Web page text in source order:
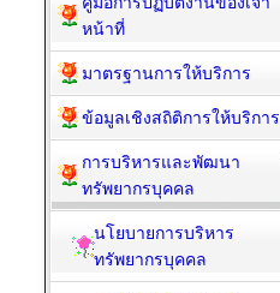
หน้าที่
มาตรฐานการให้บริการ
ข้อมูลเชิงสถิติการให้บริการ
การบริหารและพัฒนา
ทรัพยากรบุคคล
นโยบายการบริหาร
ทรัพยากรบุคคล